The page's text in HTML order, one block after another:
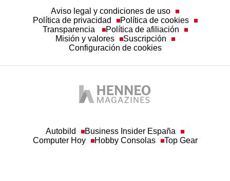
Política de privacidad
Política de cookies
Transparencia
Política de afiliación
Misión y valores
Suscripción
Configuración de cookies
Computer Hoy
Hobby Consolas Top Gear